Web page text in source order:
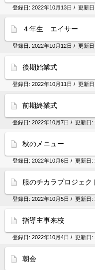
登録日: 2022年10月13日 / 更新日:
４年生 エイサー
登録日: 2022年10月12日 / 更新日:
後期始業式
登録日: 2022年10月11日 / 更新日:
前期終業式
登録日: 2022年10月7日 / 更新日:
秋のメニュー
登録日: 2022年10月6日 / 更新日:
服のチカラプロジェク
登録日: 2022年10月5日 / 更新日:
指導主事来校
登録日: 2022年10月4日 / 更新日:
朝会